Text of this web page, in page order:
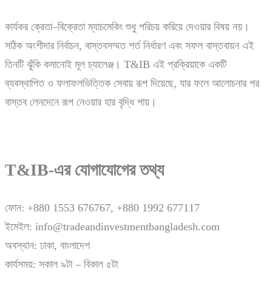
কার্যকর ক্রেতা–বিক্রেতা ম্যাচমেকিং শুধু পরিচয় করিয়ে দেওয়ার বিষয় নয়।
সঠিক অংশীদার নির্বাচন, বাস্তবসম্মত শর্ত নির্ধারণ এবং সফল বাস্তবায়ন এই
তিনটি ঝুঁকি কমানোই মূল চ্যালেঞ্জ। T&IB এই প্রক্রিয়াকে একটি
ব্যবস্থাপিত ও ফলাফলভিত্তিক সেবায় রূপ দিয়েছে, যার ফলে আলোচনার পর
বাস্তব লেনদেনে রূপ নেওয়ার হার বৃদ্ধি পায়।
T&IB-এর যোগাযোগের তথ্য
ফোন: +880 1553 676767, +880 1992 677117
ইমেইল: info@tradeandinvestmentbangladesh.com
অবস্থান: ঢাকা, বাংলাদেশ
কার্যসময়: সকাল ৯টা – বিকাল ৫টা